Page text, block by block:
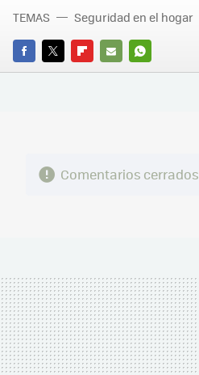
FACEBOOK
TWITTERFLIPBOARD
E-
WHATSAPP
TEMAS Seguridad en el hogar
Comentarios cerrados